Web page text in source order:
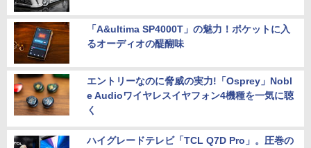
「A&ultima SP4000T」の魅力！ポケットに入
るオーディオの醍醐味
エントリーなのに脅威の実力!「Osprey」Nobl
e Audioワイヤレスイヤフォン4機種を一気に聴
く
ハイグレードテレビ「TCL Q7D Pro」。圧巻の